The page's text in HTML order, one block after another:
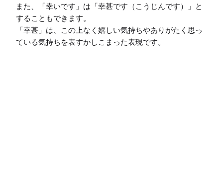
また、「幸いです」は「幸甚です（こうじんです）」と
することもできます。
「幸甚」は、この上なく嬉しい気持ちやありがたく思っ
ている気持ちを表すかしこまった表現です。